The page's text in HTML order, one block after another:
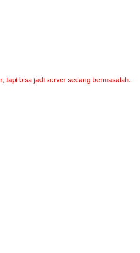
tapi bisa jadi server sedang bermasalah.